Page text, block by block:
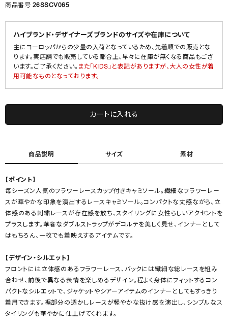
商品番号 26SSCV065
ハイブランド・デザイナーズブランドのサイズや在庫について
主にヨーロッパからの少量の入荷となっているため、先着順での販売とな
ります。実店舗でも販売している都合上、早々に在庫が無くなる商品もござ
います。ご了承ください。 また「KIDS」と表記がありますが、大人の女性が着
用可能なものとなっております。
カートに入れる
商品説明 サイズ 素材
【ポイント】
毎シーズン人気のフラワーレースカップ付きキャミソール。繊細なフラワーレー
スが華やかな印象を演出するレースキャミソール。コンパクトな丈感ながら、立
体感のある刺繍レースが存在感を放ち、スタイリングに女性らしいアクセントを
プラスします。華奢なダブルストラップがデコルテを美しく見せ、インナーとして
はもちろん、一枚でも着映えするアイテムです。
【デザイン・シルエット】
フロントには立体感のあるフラワーレース、バックには繊細な総レースを組み
合わせ、前後で異なる表情を楽しめるデザイン。程よく身体にフィットするコン
パクトなシルエットで、ジャケットやシアーアイテムのインナーとしてもすっきり
着用できます。裾部分の透かしレースが軽やかな抜け感を演出し、シンプルなス
タイリングも華やかに仕上げてくれます。